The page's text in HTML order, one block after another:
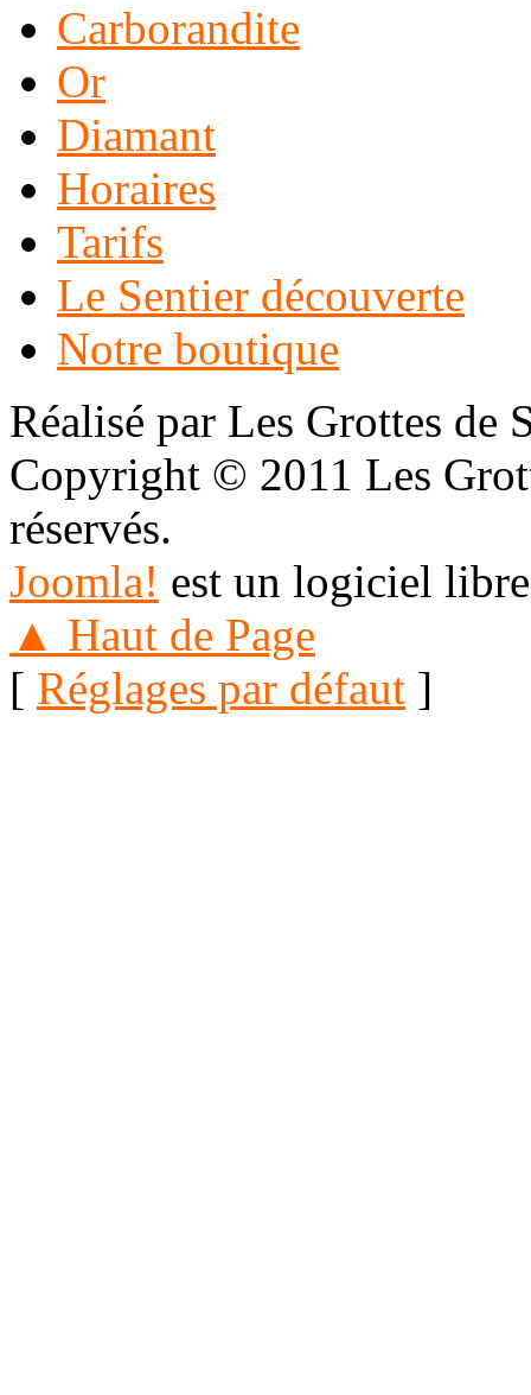
Carborandite
Or
Diamant
Horaires
Tarifs
Le Sentier découverte
Notre boutique
Réalisé par Les Grottes de
Copyright © 2011 Les
réservés.
Joomla! est un logiciel
▲ Haut de Page
[ Réglages par défaut ]